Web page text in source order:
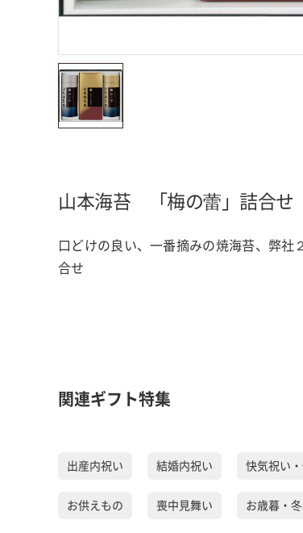
山本海苔 「梅の蕾」詰合せ
口どけの良い、一番摘みの焼海苔、弊社
合せ
関連ギフト特集
出産内祝い 結婚内祝い 快気祝い
お供えもの 喪中見舞い お歳暮・